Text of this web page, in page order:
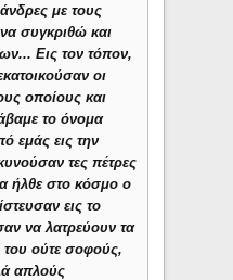
με τους
συγκριθώ και
Εις τον τόπον,
οι
οποίους και
το όνομα
εμάς εις την
τες πέτρες
ήλθε στο κόσμο ο
εις το
να λατρεύουν τα
του ούτε σοφούς,
απλούς